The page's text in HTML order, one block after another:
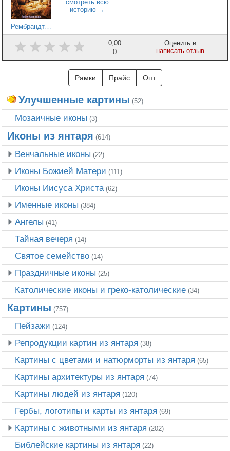
Рембрандт - Даная, 1636
0,00
0
Оценить и
написать отзыв
Рамки Прайс Опт
Улучшенные картины (52)
Мозаичные иконы (3)
Иконы из янтаря (614)
Венчальные иконы (22)
Иконы Божией Матери (111)
Иконы Иисуса Христа(62)
Именные иконы (384)
Ангелы (41)
Тайная вечеря (14)
Святое семейство (14)
Праздничные иконы (25)
Католические иконы и греко-католические (34)
Картины (757)
Пейзажи (124)
Репродукции картин из янтаря (38)
Картины с цветами и натюрморты из янтаря (65)
Картины архитектуры из янтаря (74)
Картины людей из янтаря (120)
Гербы, логотипы и карты из янтаря (69)
Картины с животными из янтаря (202)
Библейские картины из янтаря (22)